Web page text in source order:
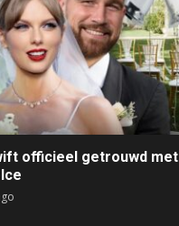
officieel getrouwd met